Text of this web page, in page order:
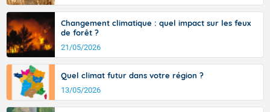
Changement climatique : quel impact sur les feux
de forêt ?
21/05/2026
Quel climat futur dans votre région ?
13/05/2026